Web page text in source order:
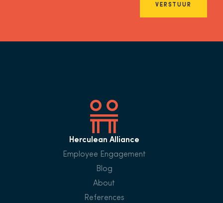
VERSTUUR
Herculean Alliance
Employee Engagement
Blog
About
References